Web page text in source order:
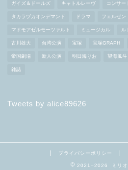
ガイズ＆ドールズ キャトルレーヴ コンサー
タカラヅカオンデマンド ドラマ フェルゼン
マドモアゼルモーツァルト ミュージカル ル
古川雄大 台湾公演 宝塚 宝塚GRAPH
帝国劇場 新人公演 明日海りお 望海風斗
雑誌
Tweets by alice89626
プライバシーポリシー
2021–2026 ミリオ